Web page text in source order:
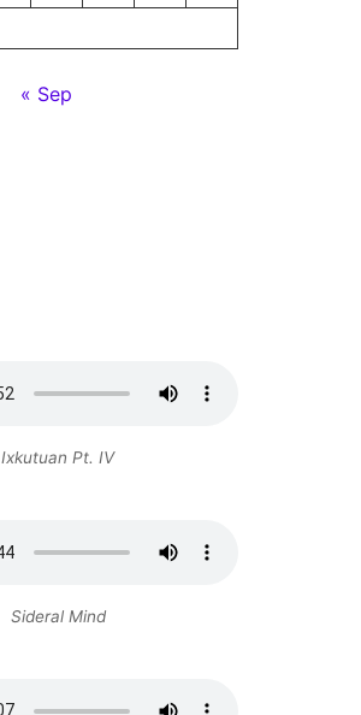
« Sep
Ixkutuan Pt. IV
Sideral Mind